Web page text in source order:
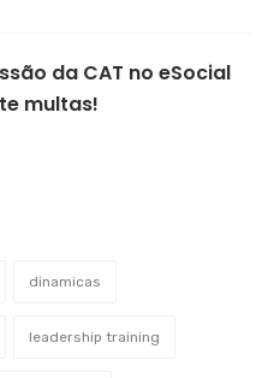
da CAT no eSocial
multas!
dinamicas
leadership training